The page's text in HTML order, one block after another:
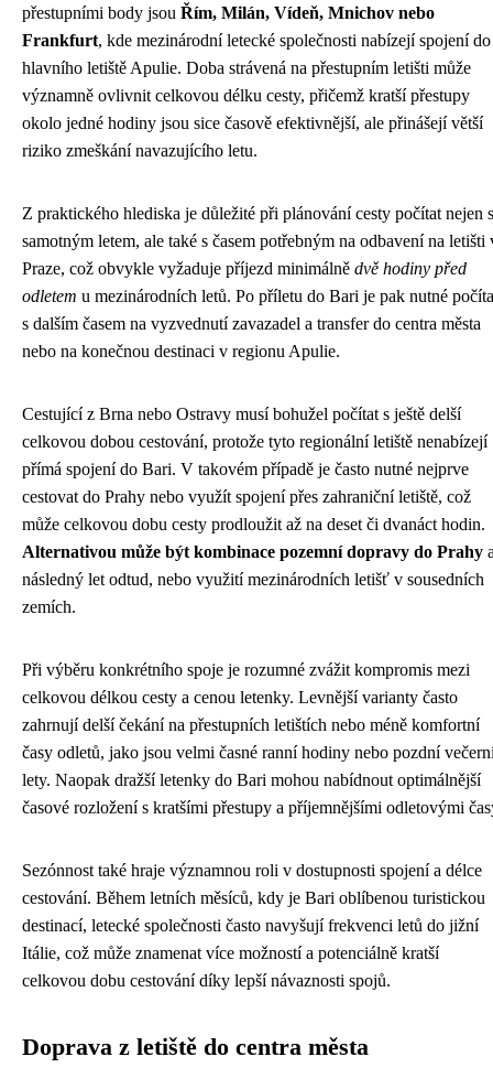
přestupními body jsou Řím, Milán, Vídeň, Mnichov nebo
Frankfurt, kde mezinárodní letecké společnosti nabízejí spojení do
hlavního letiště Apulie. Doba strávená na přestupním letišti může
významně ovlivnit celkovou délku cesty, přičemž kratší přestupy
okolo jedné hodiny jsou sice časově efektivnější, ale přinášejí větší
riziko zmeškání navazujícího letu.
Z praktického hlediska je důležité při plánování cesty počítat nejen
samotným letem, ale také s časem potřebným na odbavení na letišti
Praze, což obvykle vyžaduje příjezd minimálně dvě hodiny před
odletem u mezinárodních letů. Po příletu do Bari je pak nutné
s dalším časem na vyzvednutí zavazadel a transfer do centra města
nebo na konečnou destinaci v regionu Apulie.
Cestující z Brna nebo Ostravy musí bohužel počítat s ještě delší
celkovou dobou cestování, protože tyto regionální letiště nenabízejí
přímá spojení do Bari. V takovém případě je často nutné nejprve
cestovat do Prahy nebo využít spojení přes zahraniční letiště, což
může celkovou dobu cesty prodloužit až na deset či dvanáct hodin.
Alternativou může být kombinace pozemní dopravy do Prahy
následný let odtud, nebo využití mezinárodních letišť v sousedních
zemích.
Při výběru konkrétního spoje je rozumné zvážit kompromis mezi
celkovou délkou cesty a cenou letenky. Levnější varianty často
zahrnují delší čekání na přestupních letištích nebo méně komfortní
časy odletů, jako jsou velmi časné ranní hodiny nebo pozdní
lety. Naopak dražší letenky do Bari mohou nabídnout optimálnější
časové rozložení s kratšími přestupy a příjemnějšími odletovými
Sezónnost také hraje významnou roli v dostupnosti spojení a délce
cestování. Během letních měsíců, kdy je Bari oblíbenou turistickou
destinací, letecké společnosti často navyšují frekvenci letů do jižní
Itálie, což může znamenat více možností a potenciálně kratší
celkovou dobu cestování díky lepší návaznosti spojů.
Doprava z letiště do centra města